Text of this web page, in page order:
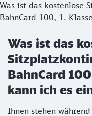
Was ist das kostenlose
BahnCard 100, 1.
Was ist das
BahnCard
kann ich es
Ihnen stehen